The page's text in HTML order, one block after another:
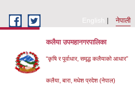
English
नेपाली
कलैया उपमहानगरपालिका
“कृषि र पूर्वाधार, समृद्ध कलैयाको आधार”
कलैया, बारा, मधेश प्रदेश (नेपाल)